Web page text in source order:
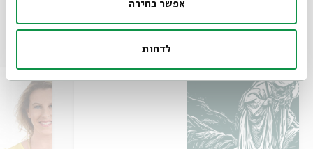
אפשר בחירה
לדחות
עוד בבית אבי חי